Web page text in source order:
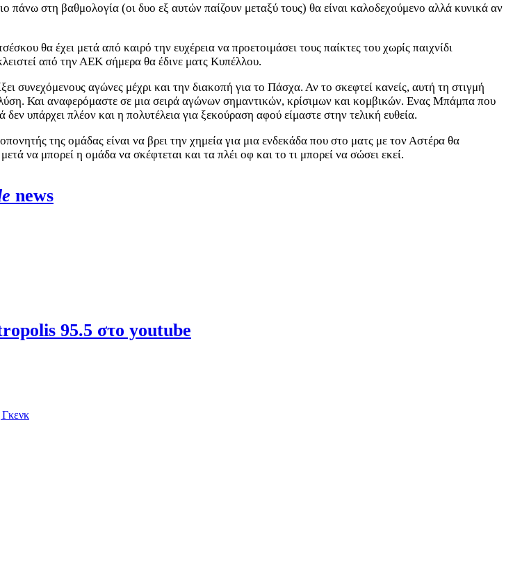
στη βαθμολογία (οι δυο εξ αυτών παίζουν μεταξύ τους) θα είναι καλοδεχούμενο αλλά κυνικά αν
θα έχει μετά από καιρό την ευχέρεια να προετοιμάσει τους παίκτες του χωρίς παιχνίδι
από την ΑΕΚ σήμερα θα έδινε ματς Κυπέλλου.
συνεχόμενους αγώνες μέχρι και την διακοπή για το Πάσχα. Αν το σκεφτεί κανείς, αυτή τη στιγμή
Και αναφερόμαστε σε μια σειρά αγώνων σημαντικών, κρίσιμων και κομβικών. Ενας Μπάμπα που
υπάρχει πλέον και η πολυτέλεια για ξεκούραση αφού είμαστε στην τελική ευθεία.
της ομάδας είναι να βρει την χημεία για μια ενδεκάδα που στο ματς με τον Αστέρα θα
να μπορεί η ομάδα να σκέφτεται και τα πλέι οφ και το τι μπορεί να σώσει εκεί.
news
95.5 στο youtube
Γκενκ